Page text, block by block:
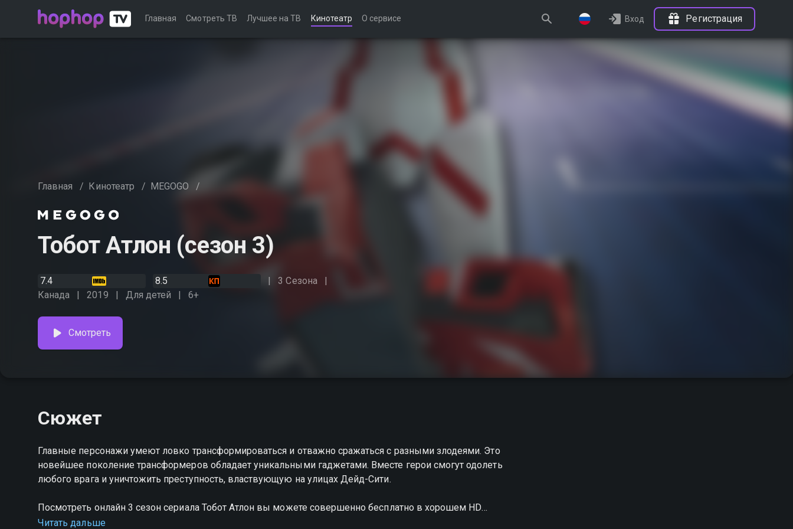
Главная Смотреть ТВ Лучшее на ТВ Кинотеатр О сервисе Вход Регистрация
Главная / Кинотеатр / MEGOGO /
Тобот Атлон (сезон 3)
7.4 8.5
3 Сезона
Канада
2019 Для детей 6+
Смотреть
Сюжет
Главные персонажи умеют ловко трансформироваться и отважно сражаться с разными злодеями. Это
новейшее поколение трансформеров обладает уникальными гаджетами. Вместе герои смогут одолеть
любого врага и уничтожить преступность, властвующую на улицах Дейд-Сити.
Посмотреть онлайн 3 сезон сериала Тобот Атлон вы можете совершенно бесплатно в хорошем HD
качестве на hophop.tv
Читать дальше